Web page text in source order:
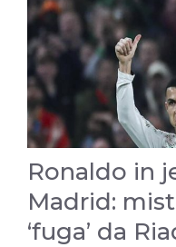
Ronaldo in
Madrid:
‘fuga’ da